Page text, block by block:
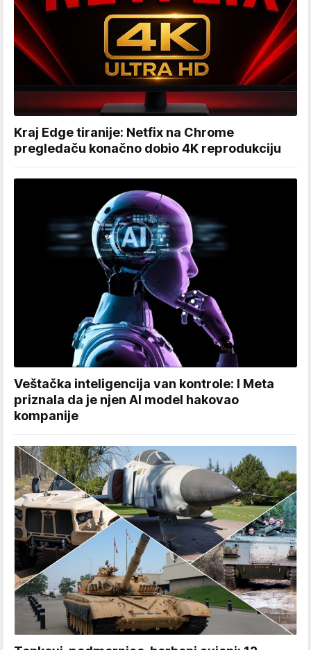
Kraj Edge tiranije: Netfix na Chrome
pregledaču konačno dobio 4K reprodukciju
Veštačka inteligencija van kontrole: I Meta
priznala da je njen AI model hakovao
kompanije